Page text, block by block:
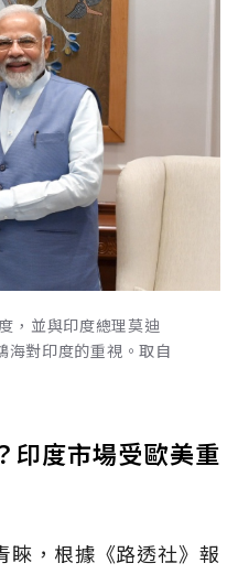
，並與印度總理莫迪
海對印度的重視。取自
印度市場受歐美重
睞，根據《路透社》報